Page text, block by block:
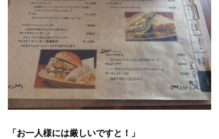
「お一人様には厳しいですと！」